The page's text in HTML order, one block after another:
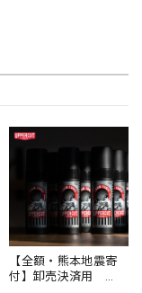
【全額・熊本地震寄
付】卸売決済用